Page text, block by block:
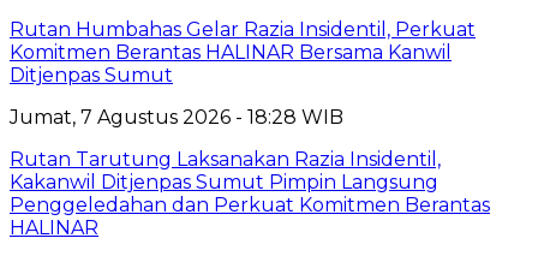
Rutan Humbahas Gelar Razia Insidentil, Perkuat
Komitmen Berantas HALINAR Bersama Kanwil
Ditjenpas Sumut
Jumat, 7 Agustus 2026 - 18:28 WIB
Rutan Tarutung Laksanakan Razia Insidentil,
Kakanwil Ditjenpas Sumut Pimpin Langsung
Penggeledahan dan Perkuat Komitmen Berantas
HALINAR